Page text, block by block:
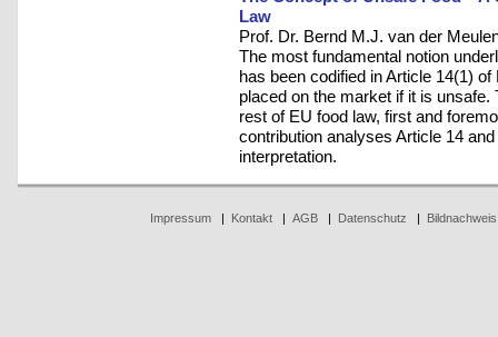
Law
Prof. Dr. Bernd M.J. van der
The most fundamental notion
has been codified in Article 14(1)
placed on the market if it is
rest of EU food law, first and
contribution analyses Article 14
interpretation.
Impressum| Kontakt| AGB| Datenschutz Bildnachweis